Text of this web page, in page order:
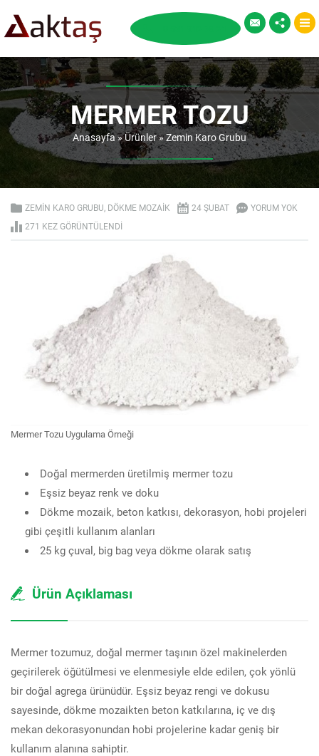
MERMER TOZU
Anasayfa»Ürünler»Zemin Karo Grubu
ZEMIN KARO GRUBU DÖKME MOZAIK 24 ŞUBAT
YORUM YOK
271 KEZ GÖRÜNTÜLENDI
Mermer Tozu Uygulama Örneği
Doğal mermerden üretilmiş mermer tozu
Eşsiz beyaz renk ve doku
Dökme mozaik, beton katkısı, dekorasyon, hobi projeleri
gibi çeşitli kullanım alanları
25 kg çuval, big bag veya dökme olarak satış
Ürün Açıklaması
Mermer tozumuz, doğal mermer taşının özel makinelerden
geçirilerek öğütülmesi ve elenmesiyle elde edilen, çok yönlü
bir doğal agrega ürünüdür. Eşsiz beyaz rengi ve dokusu
sayesinde, dökme mozaikten beton katkılarına, iç ve dış
mekan dekorasyonundan hobi projelerine kadar geniş bir
kullanım alanına sahiptir.